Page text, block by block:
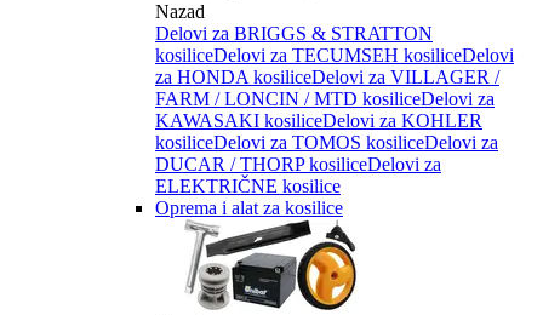
Nazad
Delovi za BRIGGS & STRATTON
kosiliceDelovi za TECUMSEH kosiliceDelovi
za HONDA kosiliceDelovi za VILLAGER /
FARM / LONCIN / MTD kosiliceDelovi za
KAWASAKI kosiliceDelovi za KOHLER
kosiliceDelovi za TOMOS kosiliceDelovi za
DUCAR / THORP kosiliceDelovi za
ELEKTRIČNE kosilice
Oprema i alat za kosilice